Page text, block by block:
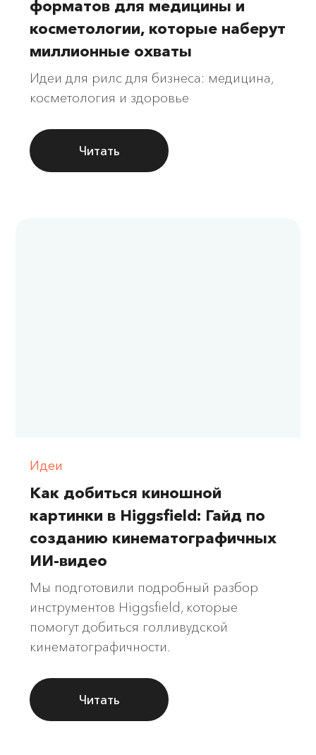
форматов для медицины и
косметологии, которые наберут
миллионные охваты
Идеи для рилс для бизнеса: медицина,
косметология и здоровье
Читать
Идеи
Как добиться киношной
картинки в Higgsfield: Гайд по
созданию кинематографичных
ИИ-видео
Мы подготовили подробный разбор
инструментов Higgsfield, которые
помогут добиться голливудской
кинематографичности.
Читать